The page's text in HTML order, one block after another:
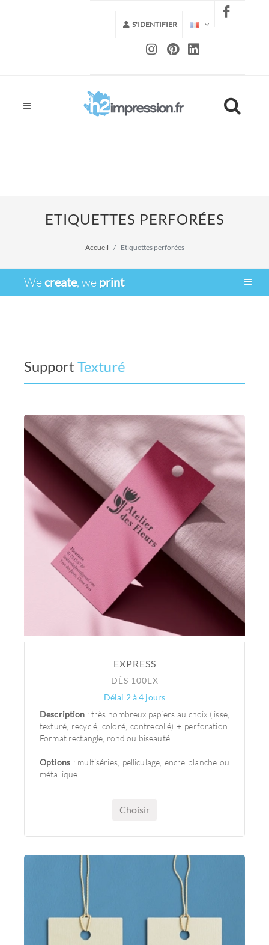
S'IDENTIFIER
ETIQUETTES PERFORÉES
Accueil Etiquettes perforées
Wecreate, we print
SupportTexturé
EXPRESS
DÈS 100EX
Délai 2 à 4 jours
Description : très nombreux papiers au choix (lisse,
texturé, recyclé, coloré, contrecollé) + perforation.
Format rectangle, rond ou biseauté.
Options : multiséries, pelliculage, encre blanche ou
métallique.
Choisir